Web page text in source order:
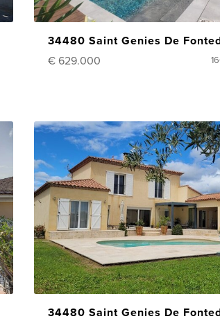
34480 Saint Genies De
€ 629.000
34480 Saint Genies De